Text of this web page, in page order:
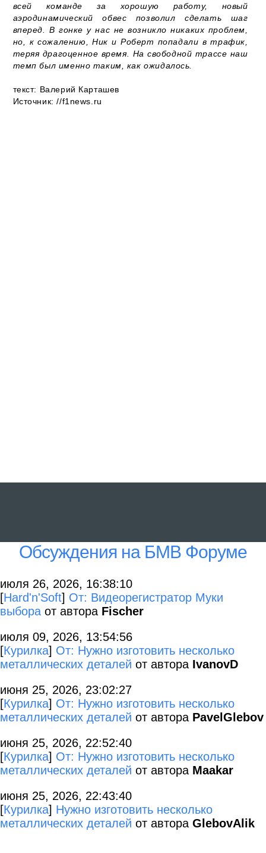
всей команде за хорошую работу, новый
аэродинамический обвес позволил сделать шаг
вперед. В гонке у нас не возникло никаких проблем,
но, к сожалению, Ник и Роберт попадали в трафик,
теряя драгоценное время. На свободной трассе наш
темп был именно таким, как ожидалось.
текст: Валерий Карташев
Источник: //f1news.ru
Обсуждения на БМВ Форуме
июля 26, 2026, 16:38:10
[Hard'n'Soft] От: Видеорегистратор Муки
выбора от автора Fischer
июля 09, 2026, 13:54:56
[Курилка] От: Нужно изготовить несколько
металлических деталей от автора IvanovD
июня 25, 2026, 23:02:27
[Курилка] От: Нужно изготовить несколько
металлических деталей от автора PavelGlebov
июня 25, 2026, 22:52:40
[Курилка] От: Нужно изготовить несколько
металлических деталей от автора Maakar
июня 25, 2026, 22:43:40
[Курилка] Нужно изготовить несколько
металлических деталей от автора GlebovAlik